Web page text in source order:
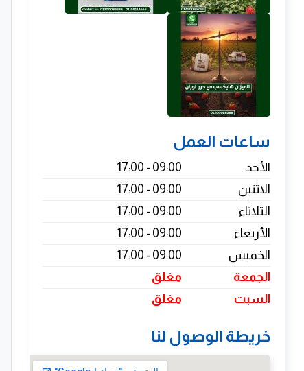
ساعات العمل
الأحد
09:00 - 17:00
الاثنين
09:00 - 17:00
الثلاثاء
09:00 - 17:00
الأربعاء
09:00 - 17:00
الخميس
09:00 - 17:00
الجمعة
مغلق
السبت
مغلق
خريطة الوصول لنا